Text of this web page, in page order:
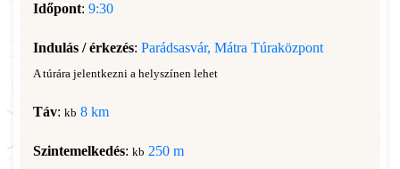
Időpont: 9:30
Indulás / érkezés: Parádsasvár, Mátra Túraközpont
A túrára jelentkezni a helyszínen lehet
Táv: kb 8 km
Szintemelkedés: kb 250 m